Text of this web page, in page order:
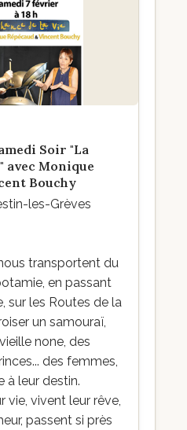
Soir "La
avec Monique
Bouchy
les-Grèves
transportent du
en passant
sur les Routes de la
un samouraï,
none, des
des femmes,
à leur destin.
vie, vivent leur rêve,
passent si près